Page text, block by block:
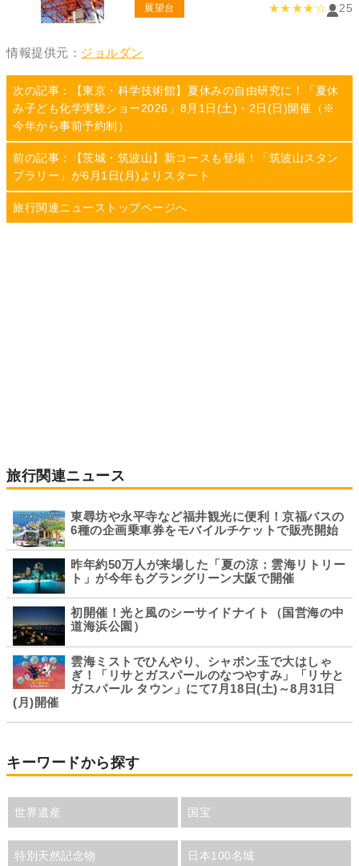
展望台 ★★★★☆ 25
情報提供元： ジョルダン
次の記事：【東京・科学技術館】夏休みの自由研究に！「夏休
み子ども化学実験ショー2026」8月1日(土)・2日(日)開催（※
今年から事前予約制）
前の記事：【茨城・筑波山】新コースも登場！「筑波山スタン
プラリー」が6月1日(月)よりスタート
旅行関連ニューストップページへ
旅行関連ニュース
東尋坊や永平寺など福井観光に便利！京福バスの
6種の企画乗車券をモバイルチケットで販売開始
昨年約50万人が来場した「夏の涼：雲海リトリー
ト」が今年もグラングリーン大阪で開催
初開催！光と風のシーサイドナイト（国営海の中
道海浜公園）
雲海ミストでひんやり、シャボン玉で大はしゃ
ぎ！「リサとガスパールのなつやすみ」「リサと
ガスパール タウン」にて7月18日(土)～8月31日
(月)開催
キーワードから探す
世界遺産 国宝
特別天然記念物 日本100名城